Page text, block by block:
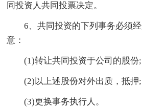
同投资人共同投票决定。
6、共同投资的下列事务必须
意：
(1)转让共同投资于公司的股份;
(2)以上述股份对外出质，抵押;
(3)更换事务执行人。